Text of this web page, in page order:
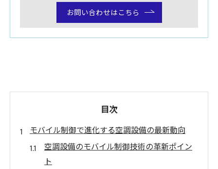
お問い合わせはこちら
目次
モバイル制御で進化する空調設備の最新動向
空調設備のモバイル制御技術の革新ポイン
ト